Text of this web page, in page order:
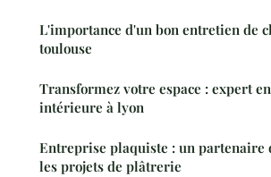
L'importance d'un bon entretien de
toulouse
Transformez votre espace : expert
intérieure à lyon
Entreprise plaquiste : un partenaire
les projets de plâtrerie